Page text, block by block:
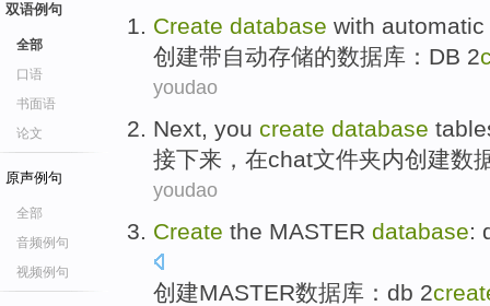
双语例句
全部
口语
书面语
论文
原声例句
全部
音频例句
视频例句
Create database with automatic
创建带自动存储的数据库 ： DB 2
youdao
Next, you create database
接下来 ， 在chat文件夹内创建数
youdao
Create the MASTER database:
创建MASTER数据库 ： db 2